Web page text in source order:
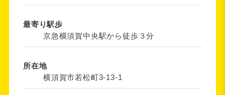
最寄り駅歩
京急横須賀中央駅から徒歩３分
所在地
横須賀市若松町3-13-1